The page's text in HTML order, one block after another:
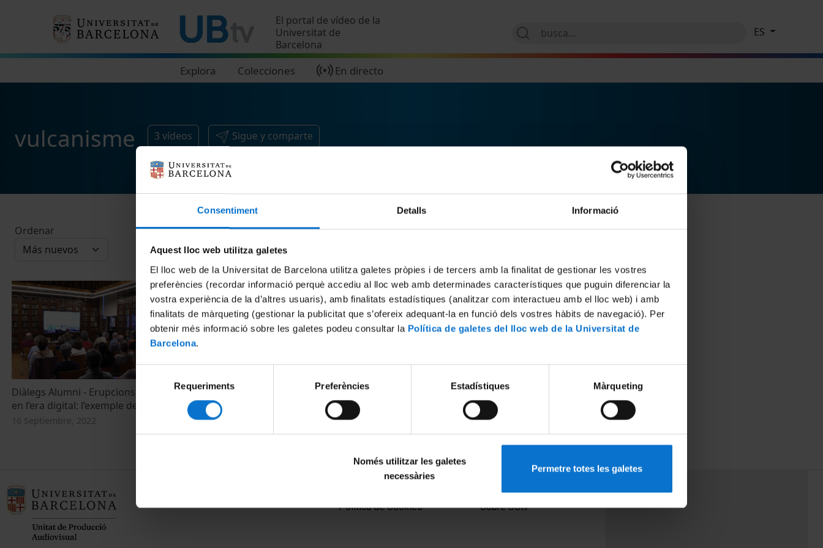
Consentiment Detalls Informació
Aquest lloc web utilitza galetes
El lloc web de la Universitat de Barcelona utilitza galetes pròpies i de tercers amb la finalitat de gestionar les vostres
preferències (recordar informació perquè accediu al lloc web amb determinades característiques que puguin diferenciar la
vostra experiència de la d’altres usuaris), amb finalitats estadístiques (analitzar com interactueu amb el lloc web) i amb
finalitats de màrqueting (gestionar la publicitat que s’ofereix adequant-la en funció dels vostres hàbits de navegació). Per
obtenir més informació sobre les galetes podeu consultar la Política de galetes del lloc web de la Universitat de
Barcelona.
consentiment
Requeriments Preferències Estadístiques Màrqueting
Només utilitzar les galetes
necessàries
Permetre totes les galetes
El portal de vídeo de la
Universitat de
Barcelona
Explora Colecciones En directo
ES
vulcanisme 3 vídeos Sigue y comparte
Ordenar
Diàlegs Alumni - Erupcions volcàniques
en l’era digital: l’exemple de La Palma
16 Septiembre, 2022
Investigando la erupción volcánica de La
Palma
24 Noviembre, 2021
Investigant l'erupció volcànica de La
24 Noviembre, 2021
Política de Cookies
Sobre UBtv